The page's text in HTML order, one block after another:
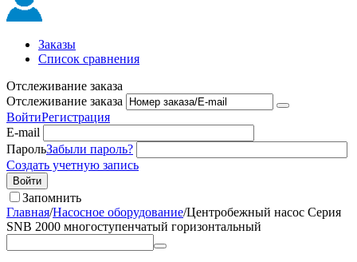
Заказы
Список сравнения
Отслеживание заказа
Отслеживание заказа
ВойтиРегистрация
E-mail
ПарольЗабыли пароль?
Создать учетную запись
Войти
Запомнить
Главная/Насосное оборудование/Центробежный насос Серия
SNB 2000 многоступенчатый горизонтальный